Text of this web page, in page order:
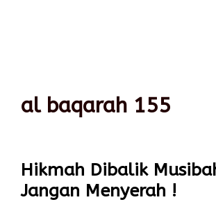
al baqarah 155
Hikmah Dibalik
Jangan Menyerah !